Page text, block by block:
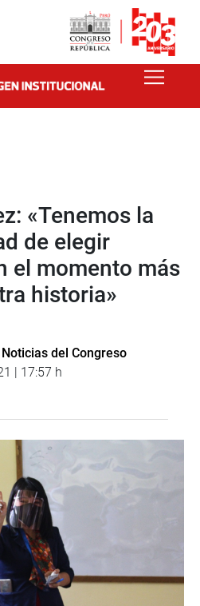
«Tenemos la
de elegir
el momento más
historia»
del Congreso
| 17:57 h